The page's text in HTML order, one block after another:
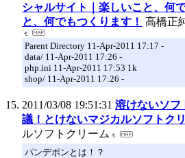
シャルサイト｜楽しいこと、何
と、何でもつくります！ 高橋正
Parent Directory 11-Apr-2011 17:17 -
data/ 11-Apr-2011 17:26 -
php.ini 11-Apr-2011 17:53 1k
shop/ 11-Apr-2011 17:26 -
2011/03/08 19:51:31 溶けないソフ
議！とけないマジカルソフトク
ルソフトクリーム
パンデポンとは！？